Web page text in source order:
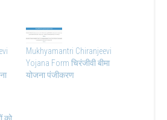
Mukhyamantri Chiranjeevi
Yojana Form चिरंजीवी बीमा
योजना पंजीकरण
को